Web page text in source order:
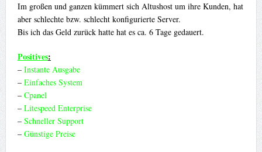
Im großen und ganzen kümmert sich Altushost um ihre Kunden, hat
aber schlechte bzw. schlecht konfigurierte Server.
Bis ich das Geld zurück hatte hat es ca. 6 Tage gedauert.
Positives:
–Instante Ausgabe
–Einfaches System
–Cpanel
–Litespeed Enterprise
–Schneller Support
–Günstige Preise